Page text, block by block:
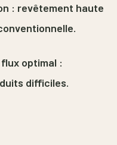
: revêtement haute
optimal :
difficiles.